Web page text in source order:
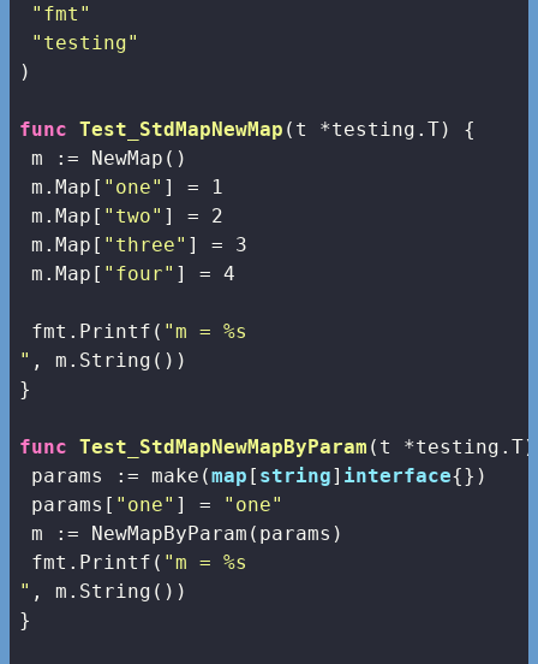
"fmt"
"testing"
)
func Test_StdMapNewMap (t *testing.T)
{
m := NewMap()
m.Map[ "one" ] = 1
m.Map[ "two" ] = 2
m.Map[ "three" ] = 3
m.Map[ "four" ] = 4
fmt.Printf( "m = %s
" , m.String())
}
func Test_StdMapNewMapByParam (t *testing.T)
params := make (map [ string] interface{})
params[ "one" ] = "one"
m := NewMapByParam(params)
fmt.Printf( "m = %s
" , m.String())
}